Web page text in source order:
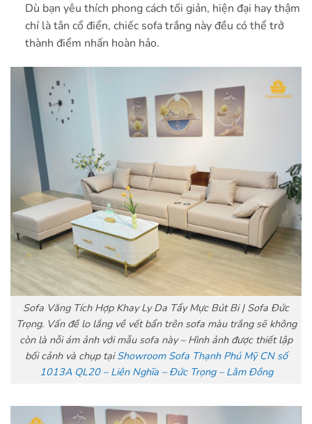
Dù bạn yêu thích phong cách tối giản, hiện đại hay thậm
chí là tân cổ điển, chiếc sofa trắng này đều có thể trở
thành điểm nhấn hoàn hảo.
Sofa Văng Tích Hợp Khay Ly Da Tẩy Mực Bút Bi | Sofa Đức
Trọng. Vấn đề lo lắng về vết bẩn trên sofa màu trắng sẽ không
còn là nỗi ám ảnh với mẫu sofa này – Hình ảnh được thiết lập
bối cảnh và chụp tạiShowroom Sofa Thạnh Phú Mỹ CN số
1013A QL20 – Liên Nghĩa – Đức Trọng – Lâm Đồng